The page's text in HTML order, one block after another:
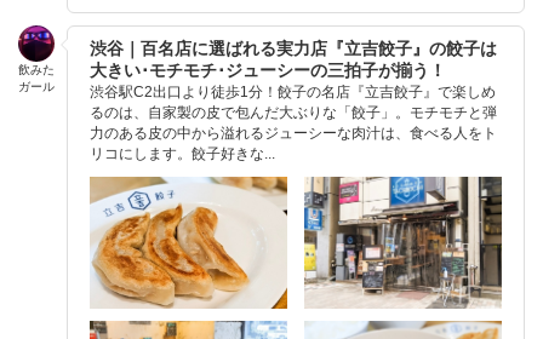
飲みた
ガール
渋谷｜百名店に選ばれる実力店『立吉餃子』の餃子は
大きい･モチモチ･ジューシーの三拍子が揃う！
渋谷駅C2出口より徒歩1分！餃子の名店『立吉餃子』で楽しめ
るのは、自家製の皮で包んだ大ぶりな「餃子」。モチモチと弾
力のある皮の中から溢れるジューシーな肉汁は、食べる人をト
リコにします。餃子好きな...